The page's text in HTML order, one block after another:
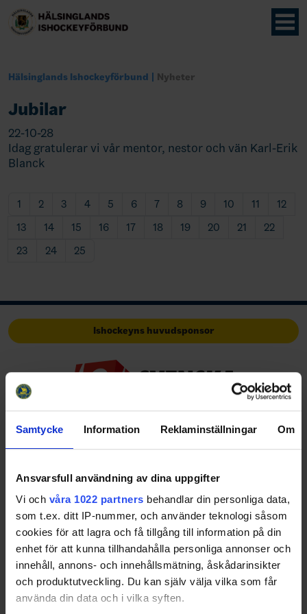
Samtycke Information Reklaminställningar Om
Ansvarsfull användning av dina uppgifter
Vi och våra 1022 partners behandlar din personliga data,
som t.ex. ditt IP-nummer, och använder teknologi såsom
cookies för att lagra och få tillgång till information på din
enhet för att kunna tillhandahålla personliga annonser och
innehåll, annons- och innehållsmätning, åskådarinsikter
och produktutveckling. Du kan själv välja vilka som får
använda din data och i vilka syften.
Hälsinglands Ishockeyförbund Nyheter
Jubilar
22-10-28
Idag gratulerar vi vår mentor, nestor och vän Karl-Erik
Blanck
1 2 3 4 5 6 7 8 9 10 11
12
13
14 15 16 17 18 19 20 21
22
23
24 25
Ishockeyns huvudsponsor
Officiella partners